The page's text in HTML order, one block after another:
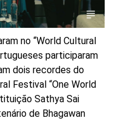
no “World Cultural
participaram
dois recordes do
Festival “One World
Sathya Sai
de Bhagawan